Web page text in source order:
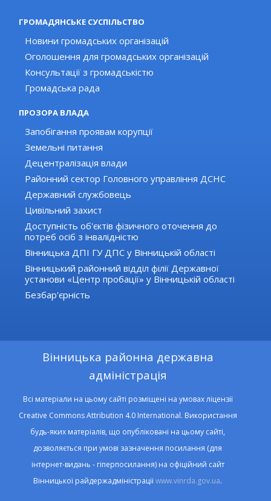
ГРОМАДЯНСЬКЕ СУСПІЛЬСТВО
Новини громадських організацій
Оголошення для громадських організацій
Консультації з громадськістю
Громадська рада
ПРОЗОРА ВЛАДА
Запобігання проявам корупції
Земельні питання
Децентралізація влади
Районний сектор Головного управління ДСНС
Державний службовець
Цивільний захист
Доступність об'єктів фізичного оточення до
потреб осіб з інвалідністю
Вінницька ДПІ ГУ ДПС у Вінницькій області
Вінницький районний відділ філії Державної
установи «Центр пробації» у Вінницькій області
Безбар'єрність
Вінницька районна державна
адміністрація
Всі матеріали на цьому сайті розміщені на умовах ліцензії
Creative Commons Attribution 4.0 International. Використання
будь-яких матеріалів, що опубліковані на цьому сайті,
дозволяється при умові зазначення посилання (для
інтернет-видань - гіперпосилання) на офіційний сайт
Вінницької райдержадміністраціїwww.vinrda.gov.ua.